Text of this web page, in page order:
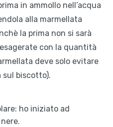
in ammollo nell’acqua
alla marmellata
la prima non si sarà
con la quantità
deve solo evitare
sul biscotto).
ho iniziato ad